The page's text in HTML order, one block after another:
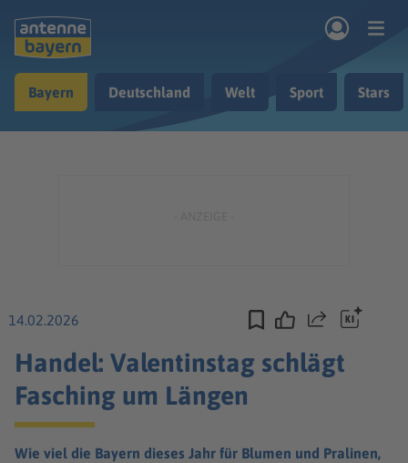
Musik & Radio
Bayern Deutschland Welt Sport Stars
14.02.2026 Teilen
Handel: Valentinstag schlägt
Fasching um Längen
Wie viel die Bayern dieses Jahr für Blumen und Pralinen,